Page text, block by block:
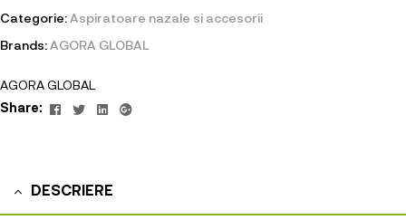
Categorie:Aspiratoare nazale si accesorii
Brands:AGORA GLOBAL
AGORA GLOBAL
Share:
Facebook
TwitterLinkedin
Google+
DESCRIERE